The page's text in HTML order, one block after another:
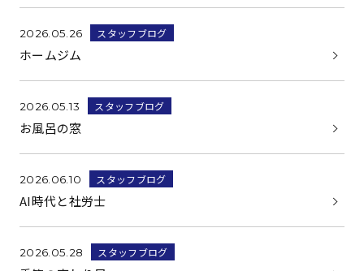
2026.05.26 スタッフブログ
ホームジム
2026.05.13 スタッフブログ
お風呂の窓
2026.06.10 スタッフブログ
AI時代と社労士
2026.05.28 スタッフブログ